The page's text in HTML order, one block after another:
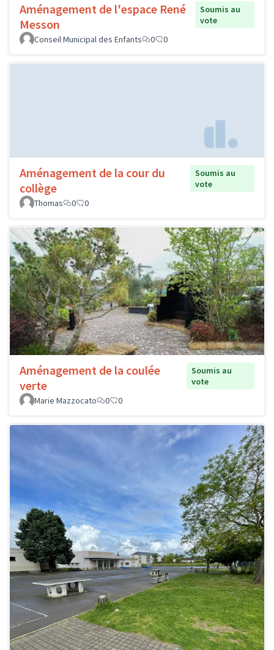
Aménagement de l'espace René
Messon
Soumis au
vote
Conseil Municipal des Enfants
0 0
Aménagement de la cour du
collège
Soumis au
vote
Thomas
0 0
Aménagement de la coulée
verte
Soumis au
vote
Marie Mazzocato
0 0